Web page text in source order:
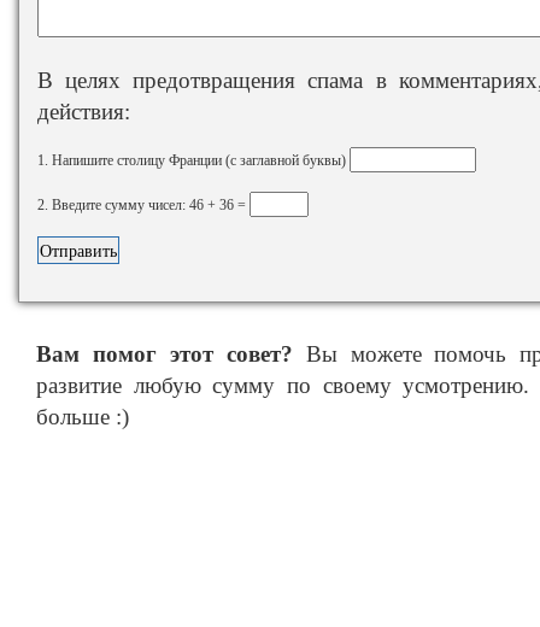
В целях предотвращения спама в
действия:
1. Напишите столицу Франции (с заглавной буквы)
2. Введите сумму чисел: 46 + 36 =
Вам помог этот совет? Вы можете помочь
развитие любую сумму по своему
больше :)